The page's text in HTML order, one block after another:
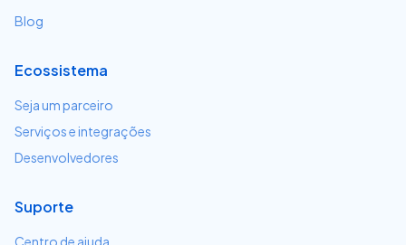
Blog
Ecossistema
Seja um parceiro
Serviços e integrações
Desenvolvedores
Suporte